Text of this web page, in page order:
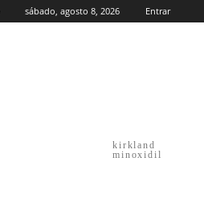
sábado, agosto 8, 2026 Entrar
kirkland
minoxidil